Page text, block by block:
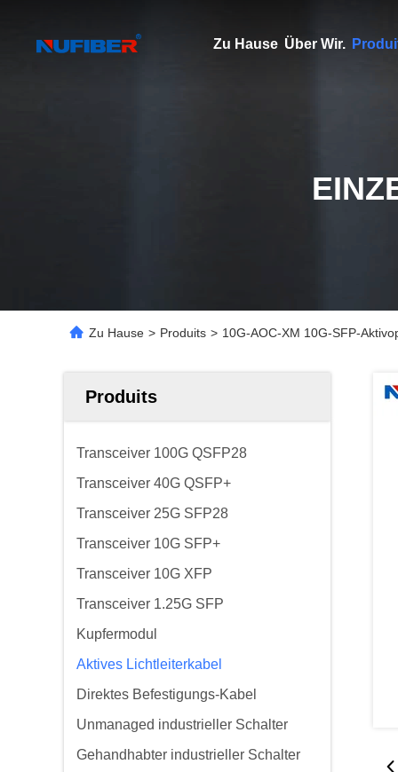
Zu Hause Über Wir.
Zu Hause > Produits > 10G-AOC-XM 10G-SFP-
Produits
Transceiver 100G QSFP28
Transceiver 40G QSFP+
Transceiver 25G SFP28
Transceiver 10G SFP+
Transceiver 10G XFP
Transceiver 1.25G SFP
Kupfermodul
Aktives Lichtleiterkabel
Direktes Befestigungs-Kabel
Unmanaged industrieller Schalter
Gehandhabter industrieller Schalter